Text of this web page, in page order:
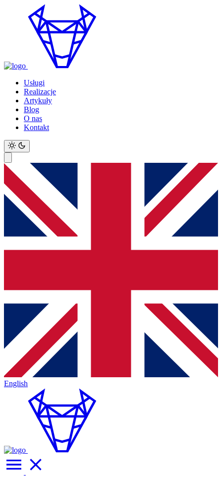
Usługi
Realizacje
Artykuły
Blog
O nas
Kontakt
English